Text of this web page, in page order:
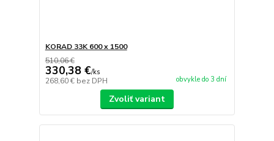
KORAD 33K 600 x 1500
510,06 €
330,38 €/ks
268,60 € bez DPH obvykle do 3 dní
Zvoliť variant